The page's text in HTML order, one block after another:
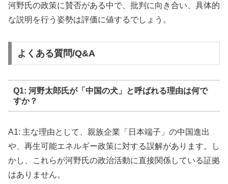
河野氏の政策に賛否がある中で、批判に向き合い、具体的
な説明を行う姿勢は評価に値するでしょう。
よくある質問/Q&A
Q1: 河野太郎氏が「中国の犬」と呼ばれる理由は何で
すか？
A1: 主な理由として、親族企業「日本端子」の中国進出
や、再生可能エネルギー政策に対する誤解があります。し
かし、これらが河野氏の政治活動に直接関係している証拠
はありません。